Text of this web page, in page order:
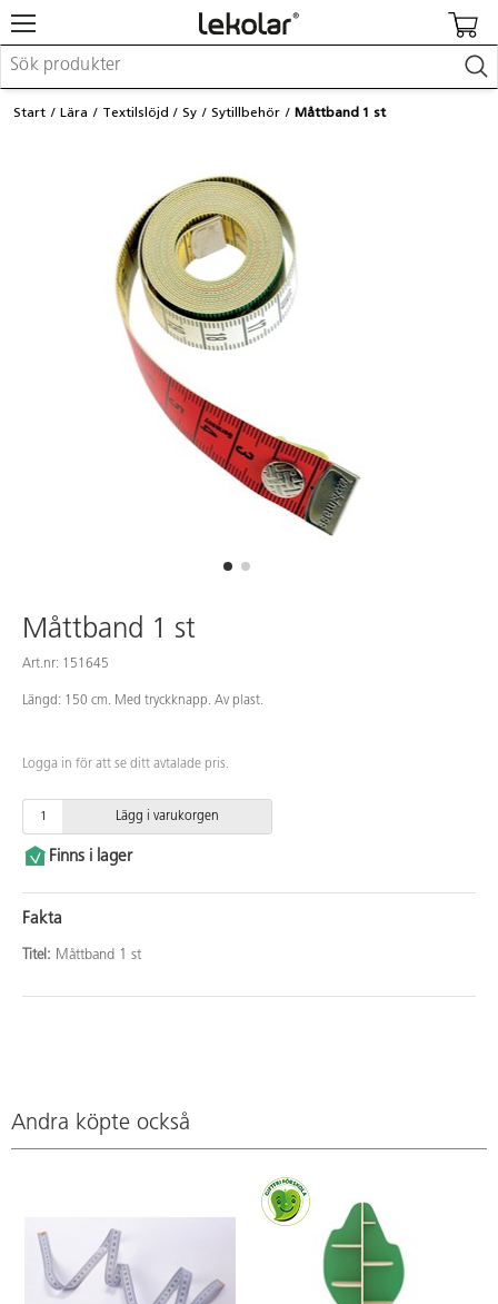
Möbler & inredning
Barnvagnar & småbarnsartiklar
Skolförbrukning & kontorsmaterial
Logga in / Registrera dig
Start Lära Textilslöjd Sy Sytillbehör Måttband 1 st
Måttband 1 st
Art.nr: 151645
Längd: 150 cm. Med tryckknapp. Av plast.
Logga in för att se ditt avtalade pris.
Lägg i varukorgen
Finns i lager
Fakta
Titel: Måttband 1 st
Andra köpte också